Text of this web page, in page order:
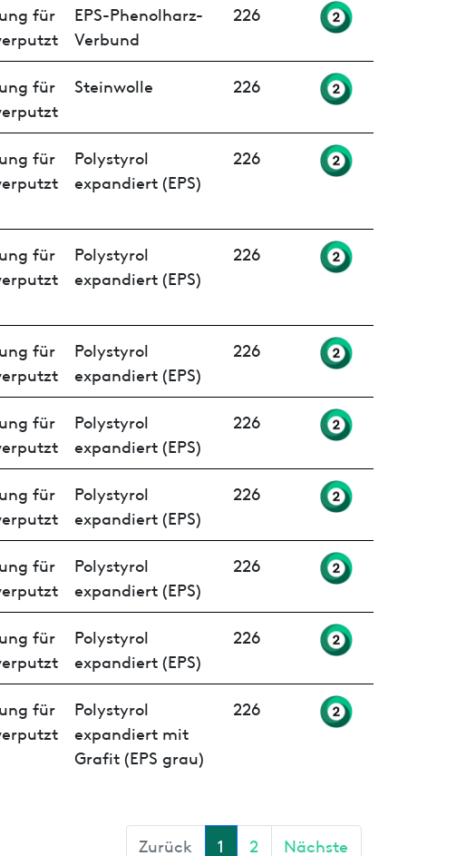
für
EPS-Phenolharz-
Verbund
226
für
Steinwolle 226
für
Polystyrol
expandiert (EPS)
226
für
Polystyrol
expandiert (EPS)
226
für
Polystyrol
expandiert (EPS)
226
für
Polystyrol
expandiert (EPS)
226
für
Polystyrol
expandiert (EPS)
226
für
Polystyrol
expandiert (EPS)
226
für
Polystyrol
expandiert (EPS)
226
für
Polystyrol
expandiert mit
Grafit (EPS grau)
226
Zurück 1 2 Nächste